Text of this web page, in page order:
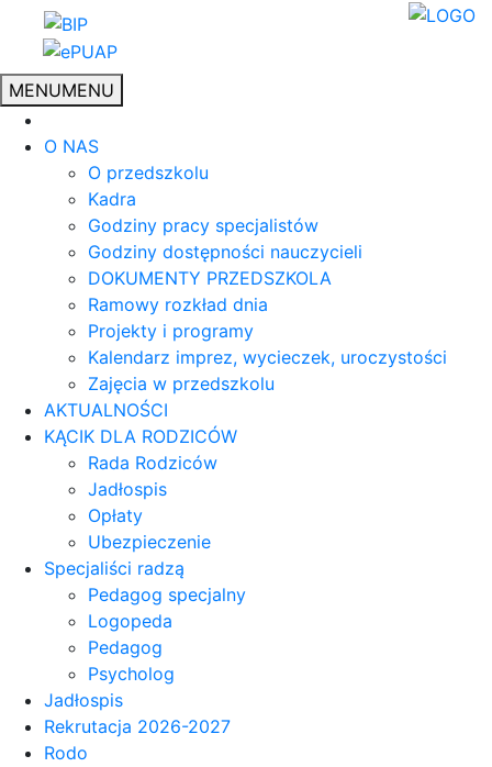
MENUMENU
O NAS
O przedszkolu
Kadra
Godziny pracy specjalistów
Godziny dostępności nauczycieli
DOKUMENTY PRZEDSZKOLA
Ramowy rozkład dnia
Projekty i programy
Kalendarz imprez, wycieczek, uroczystości
Zajęcia w przedszkolu
AKTUALNOŚCI
KĄCIK DLA RODZICÓW
Rada Rodziców
Jadłospis
Opłaty
Ubezpieczenie
Specjaliści radzą
Pedagog specjalny
Logopeda
Pedagog
Psycholog
Jadłospis
Rekrutacja 2026-2027
Rodo